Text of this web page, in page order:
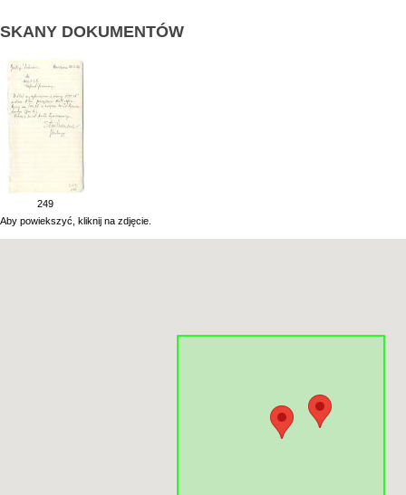
SKANY DOKUMENTÓW
249
Aby powiekszyć, kliknij na zdjęcie.